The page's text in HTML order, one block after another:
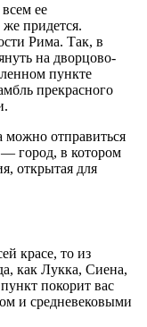
ее
придется.
Рима. Так, в
на дворцово-
пункте
прекрасного
можно отправиться
город, в котором
открытая для
красе, то из
как Лукка, Сиена,
покорит вас
и средневековыми